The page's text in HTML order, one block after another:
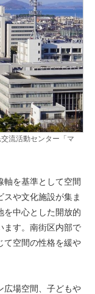
流活動センター「マ
軸を基準として空間
や文化施設が集ま
を中心とした開放的
ます。南街区内部で
て空間の性格を緩や
広場空間、子どもや